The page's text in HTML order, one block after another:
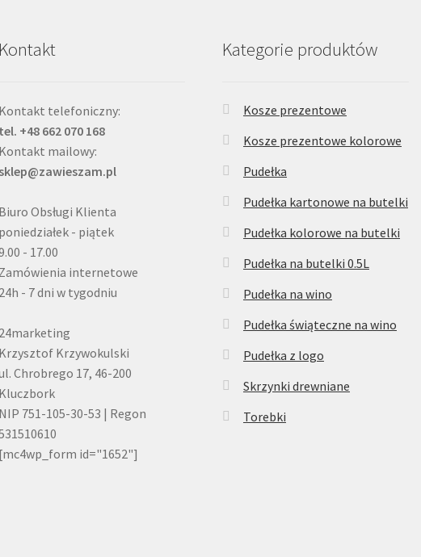
Kontakt
Kontakt telefoniczny:
tel. +48 662 070 168
Kontakt mailowy:
sklep@zawieszam.pl
Biuro Obsługi Klienta
poniedziałek - piątek
- 17.00
Zamówienia internetowe
24h - 7 dni w tygodniu
24marketing
Krzysztof Krzywokulski
Chrobrego 17, 46-200
Kluczbork
NIP 751-105-30-53 | Regon
[mc4wp_form id="1652"]
Kategorie produktów
Kosze prezentowe
Kosze prezentowe kolorowe
Pudełka
Pudełka kartonowe na butelki
Pudełka kolorowe na butelki
Pudełka na butelki 0.5L
Pudełka na wino
Pudełka świąteczne na wino
Pudełka z logo
Skrzynki drewniane
Torebki